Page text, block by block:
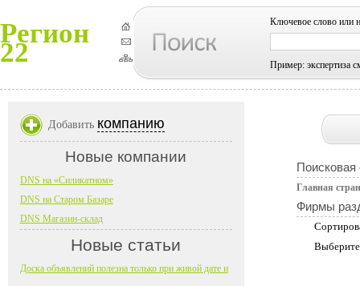
Регион
22
Ключевое слово или
Пример: экспертиза
Поисковая
Главная
Фирмы
Добавить компанию
Новые компании
DNS на «Силикатном»
DNS на Старом Базаре
DNS Магазин-склад
Новые статьи
Доска объявлений полезна только при живой дате и